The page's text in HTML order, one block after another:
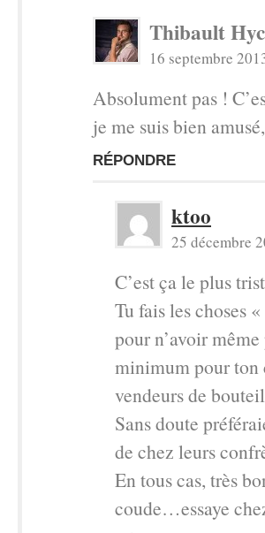
Thibault
16 septembre
Absolument pas !
je me suis bien
RÉPONDRE
ktoo
25 décembre
C’est ça le plus
Tu fais les choses
pour n’avoir
minimum pour ton
vendeurs de
Sans doute
de chez leurs
En tous cas, très
coude…essaye